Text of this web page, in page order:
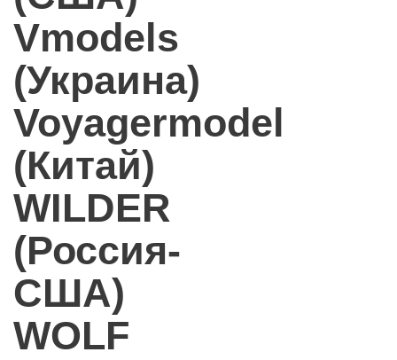
Vmodels
(Украина)
Voyagermodel
(Китай)
WILDER
(Россия-
США)
WOLF